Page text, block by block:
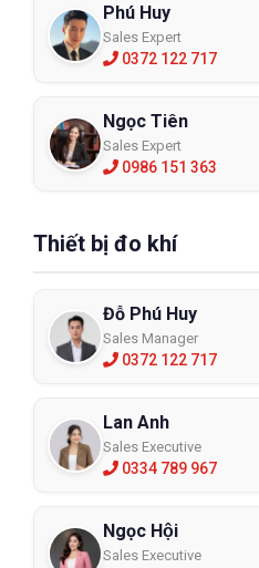
Phú Huy
Sales Expert
0372 122 717
Ngọc Tiên
Sales Expert
0986 151 363
Thiết bị đo khí
Đỗ Phú Huy
Sales Manager
0372 122 717
Lan Anh
Sales Executive
0334 789 967
Ngọc Hội
Sales Executive